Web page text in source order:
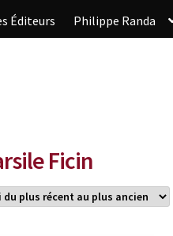
Éditeurs Philippe Randa
Ficin